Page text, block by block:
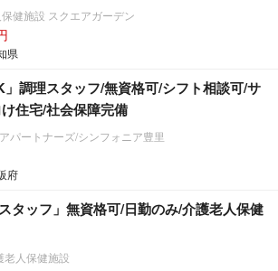
健施設 スクエアガーデン
県
」調理スタッフ/無資格可/シフト相談可/サ
住宅/社会保障完備
パートナーズ/シンフォニア豊里
府
タッフ」無資格可/日勤のみ/介護老人保健
老人保健施設